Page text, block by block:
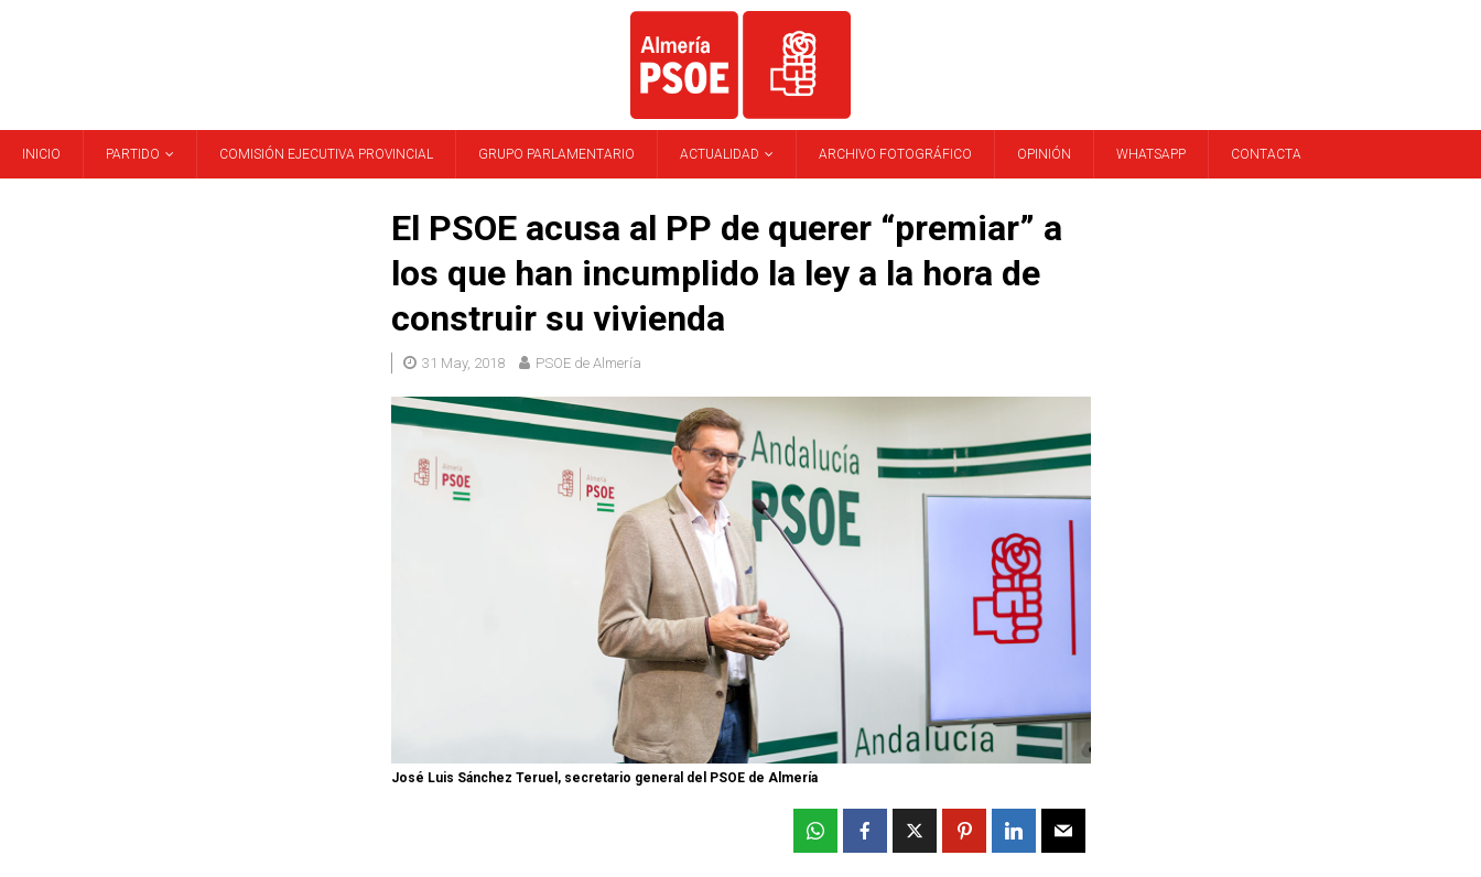
INICIO PARTIDO COMISIÓN EJECUTIVA PROVINCIAL GRUPO PARLAMENTARIO ACTUALIDAD ARCHIVO FOTOGRÁFICO OPINIÓN WHATSAPP CONTACTA
El PSOE acusa al PP de querer “premiar” a
los que han incumplido la ley a la hora de
construir su vivienda
31 May, 2018 PSOE de Almería
José Luis Sánchez Teruel, secretario general del PSOE de Almería